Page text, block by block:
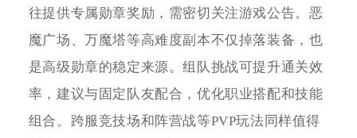
往提供专属勋章奖励，需密切关注游戏公告。恶
魔广场、万魔塔等高难度副本不仅掉落装备，也
是高级勋章的稳定来源。组队挑战可提升通关效
率，建议与固定队友配合，优化职业搭配和技能
组合。跨服竞技场和阵营战等PVP玩法同样值得